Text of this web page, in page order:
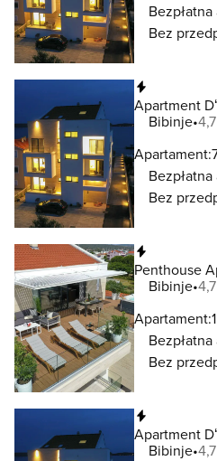
Bez
Apartment
Bibinje
Apartament:
Bez
Penthouse
Bibinje
Apartament:
Bez
Apartment
Bibinje